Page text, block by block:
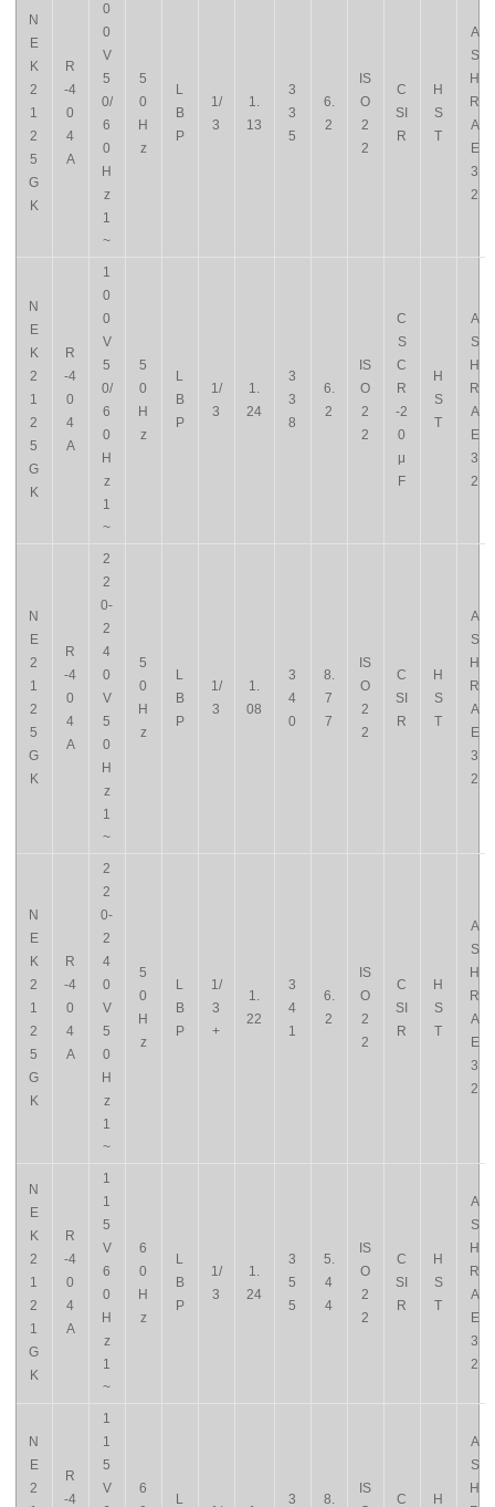
N
E
K
2
1
2
5
G
K
R
-4
0
4
A
0
0
V
5
0/
6
0
H
z
1
~
5
0
H
z
L
B
P
1/
3
1.
13
3
3
5
6.
2
IS
O
2
2
C
SI
R
H
S
T
A
S
H
R
A
E
3
2
N
E
K
2
1
2
5
G
K
R
-4
0
4
A
1
0
0
V
5
0/
6
0
H
z
1
~
5
0
H
z
L
B
P
1/
3
1.
24
3
3
8
6.
2
IS
O
2
2
C
S
C
R
-2
0
μ
F
H
S
T
A
S
H
R
A
E
3
2
N
E
2
1
2
5
G
K
R
-4
0
4
A
2
2
0-
2
4
0
V
5
0
H
z
1
~
5
0
H
z
L
B
P
1/
3
1.
08
3
4
0
8.
7
7
IS
O
2
2
C
SI
R
H
S
T
A
S
H
R
A
E
3
2
N
E
K
2
1
2
5
G
K
R
-4
0
4
A
2
2
0-
2
4
0
V
5
0
H
z
1
~
5
0
H
z
L
B
P
1/
3
+
1.
22
3
4
1
6.
2
IS
O
2
2
C
SI
R
H
S
T
A
S
H
R
A
E
3
2
N
E
K
2
1
2
1
G
K
R
-4
0
4
A
1
1
5
V
6
0
H
z
1
~
6
0
H
z
L
B
P
1/
3
1.
24
3
5
5
5.
4
4
IS
O
2
2
C
SI
R
H
S
T
A
S
H
R
A
E
3
2
N
E
2
R
-4
1
1
5
V
6
L 3 8.
IS
C H
A
S
H